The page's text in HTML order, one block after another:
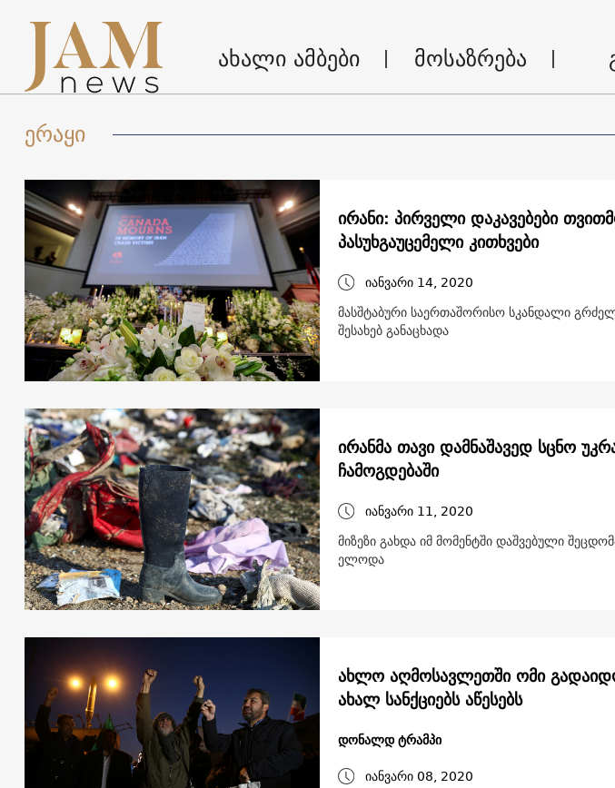
ახალი ამბები მოსაზრება
ერაყი
ირანი: პირველი დაკავებები
პასუხგაუცემელი კითხვები
იანვარი 14, 2020
მასშტაბური საერთაშორისო სკანდალი
შესახებ განაცხადა
ირანმა თავი დამნაშავედ სცნო
ჩამოგდებაში
იანვარი 11, 2020
მიზეზი გახდა იმ მომენტში დაშვებული
ელოდა
ახლო აღმოსავლეთში ომი
ახალ სანქციებს აწესებს
დონალდ ტრამპი
იანვარი 08, 2020